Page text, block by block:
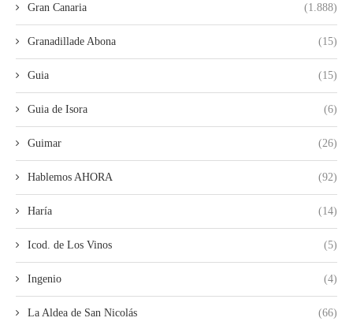
Gran Canaria (1.888)
Granadillade Abona (15)
Guia (15)
Guia de Isora (6)
Guimar (26)
Hablemos AHORA (92)
Haría (14)
Icod. de Los Vinos (5)
Ingenio (4)
La Aldea de San Nicolás (66)